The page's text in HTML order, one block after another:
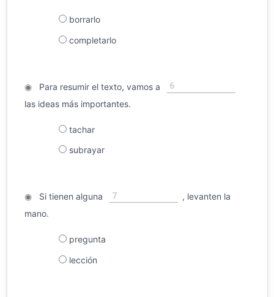
borrarlo
completarlo
◉Para resumir el texto, vamos a 6
las ideas más importantes.
tachar
subrayar
◉Si tienen alguna 7
, levanten la
mano.
pregunta
lección